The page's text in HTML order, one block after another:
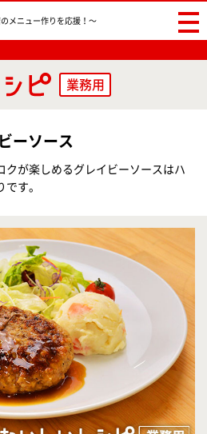
メニュー作りを応援！〜
業務用
ーソース
クが楽しめるグレイビーソースはハ
す。